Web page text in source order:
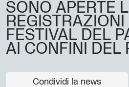
SONO APERTE
REGISTRAZIONI
FESTIVAL DEL
AI CONFINI DEL
Condividi la news